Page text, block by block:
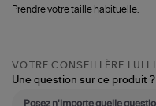
Prendre votre taille habituelle.
VOTRE CONSEILLÈRE LULLI
Une question sur ce produit ?